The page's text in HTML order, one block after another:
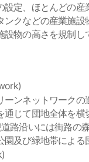
定、ほとんどの
クなどの産業施
物の高さを規制
ーンネットワークの
じて団地全体を横
路沿いには街路の
及び緑地帯によ